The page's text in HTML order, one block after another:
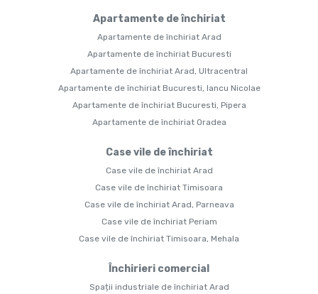
Apartamente de închiriat
Apartamente de închiriat Arad
Apartamente de închiriat Bucuresti
Apartamente de închiriat Arad, Ultracentral
Apartamente de închiriat Bucuresti, Iancu Nicolae
Apartamente de închiriat Bucuresti, Pipera
Apartamente de închiriat Oradea
Case vile de închiriat
Case vile de închiriat Arad
Case vile de închiriat Timisoara
Case vile de închiriat Arad, Parneava
Case vile de închiriat Periam
Case vile de închiriat Timisoara, Mehala
Închirieri comercial
Spații industriale de închiriat Arad